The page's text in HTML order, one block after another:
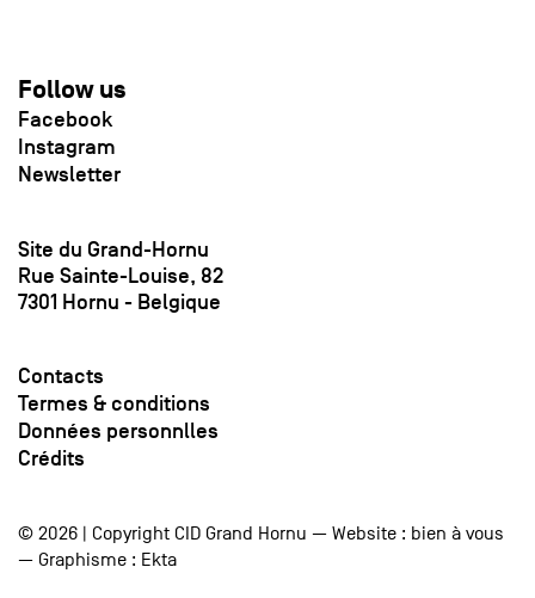
Follow us
Facebook
Instagram
Newsletter
Site du Grand-Hornu
Rue Sainte-Louise, 82
7301 Hornu - Belgique
Contacts
Termes & conditions
Données personnlles
Crédits
© 2026 | Copyright CID Grand Hornu — Website : bien à vous
— Graphisme : Ekta